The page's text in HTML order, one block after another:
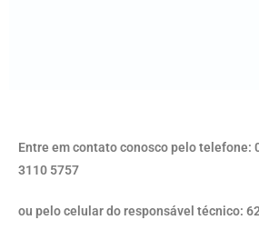
Entre em contato conosco pelo telefone:
3110 5757
ou pelo celular do responsável técnico: